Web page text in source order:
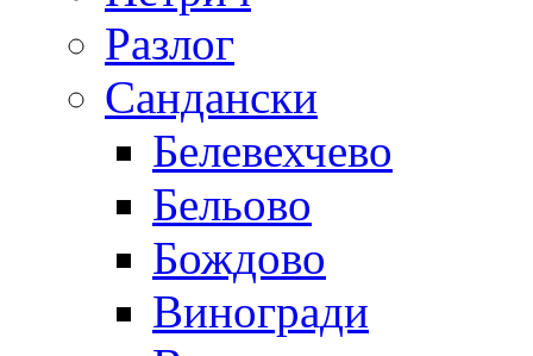
Разлог
Сандански
Белевехчево
Бельово
Бождово
Виногради